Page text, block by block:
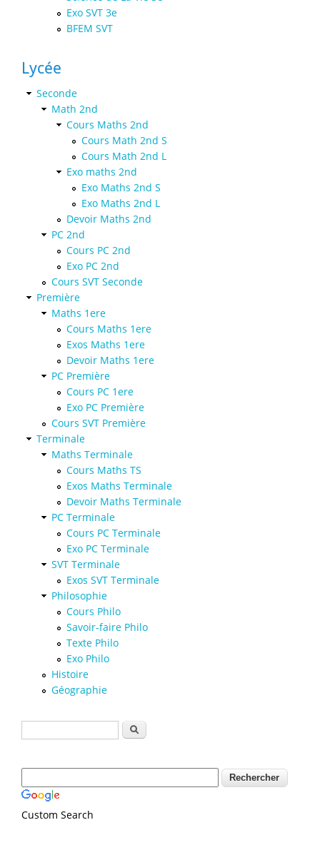
Exo SVT 3e
BFEM SVT
Lycée
Seconde
Math 2nd
Cours Maths 2nd
Cours Math 2nd S
Cours Math 2nd L
Exo maths 2nd
Exo Maths 2nd S
Exo Maths 2nd L
Devoir Maths 2nd
PC 2nd
Cours PC 2nd
Exo PC 2nd
Cours SVT Seconde
Première
Maths 1ere
Cours Maths 1ere
Exos Maths 1ere
Devoir Maths 1ere
PC Première
Cours PC 1ere
Exo PC Première
Cours SVT Première
Terminale
Maths Terminale
Cours Maths TS
Exos Maths Terminale
Devoir Maths Terminale
PC Terminale
Cours PC Terminale
Exo PC Terminale
SVT Terminale
Exos SVT Terminale
Philosophie
Cours Philo
Savoir-faire Philo
Texte Philo
Exo Philo
Histoire
Géographie
Formulaire de recherche
Rechercher
Custom Search